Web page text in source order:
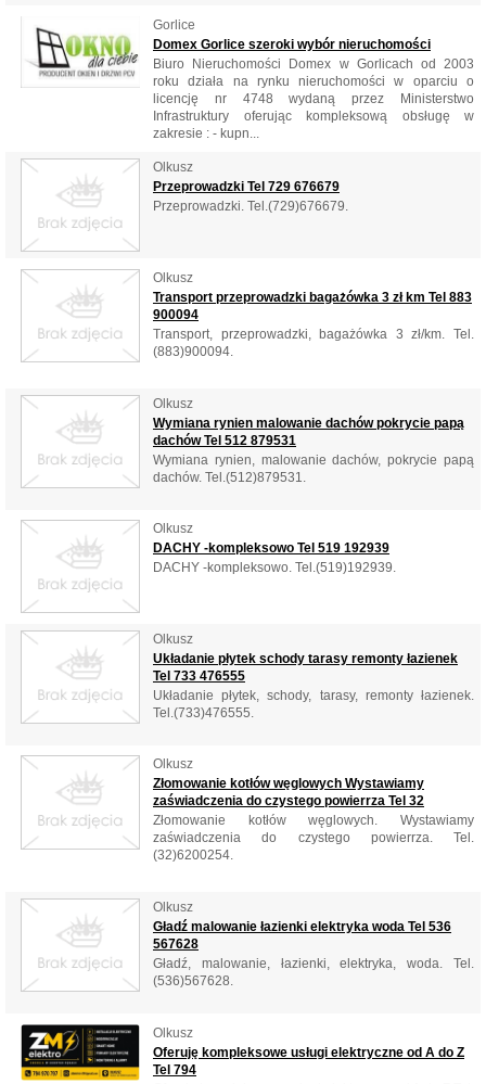
Gorlice
Domex Gorlice szeroki wybór nieruchomości
Biuro Nieruchomości Domex w Gorlicach od 2003
roku działa na rynku nieruchomości w oparciu o
licencję nr 4748 wydaną przez Ministerstwo
Infrastruktury oferując kompleksową obsługę w
zakresie : - kupn...
Olkusz
Przeprowadzki Tel 729 676679
Przeprowadzki. Tel.(729)676679.
Olkusz
Transport przeprowadzki bagażówka 3 zł km Tel 883
900094
Transport, przeprowadzki, bagażówka 3 zł/km. Tel.
(883)900094.
Olkusz
Wymiana rynien malowanie dachów pokrycie papą
dachów Tel 512 879531
Wymiana rynien, malowanie dachów, pokrycie papą
dachów. Tel.(512)879531.
Olkusz
DACHY -kompleksowo Tel 519 192939
DACHY -kompleksowo. Tel.(519)192939.
Olkusz
Układanie płytek schody tarasy remonty łazienek
Tel 733 476555
Układanie płytek, schody, tarasy, remonty łazienek.
Tel.(733)476555.
Olkusz
Złomowanie kotłów węglowych Wystawiamy
zaświadczenia do czystego powierrza Tel 32
Złomowanie kotłów węglowych. Wystawiamy
zaświadczenia do czystego powierrza. Tel.
(32)6200254.
Olkusz
Gładź malowanie łazienki elektryka woda Tel 536
567628
Gładź, malowanie, łazienki, elektryka, woda. Tel.
(536)567628.
Olkusz
Oferuję kompleksowe usługi elektryczne od A do Z
Tel 794